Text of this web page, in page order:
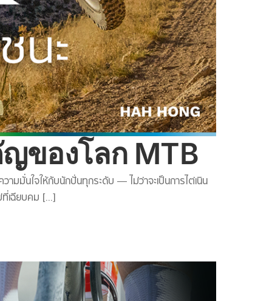
ของโลก MTB
มมั่นใจให้กับนักปั่นทุกระดับ — ไม่ว่าจะเป็นการไต่เนิน
เฉียบคม [...]